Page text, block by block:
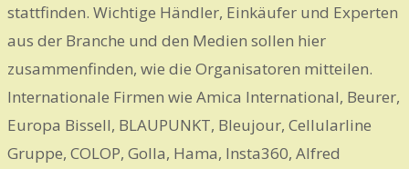
stattfinden. Wichtige Händler, Einkäufer und Experten
aus der Branche und den Medien sollen hier
zusammenfinden, wie die Organisatoren mitteilen.
Internationale Firmen wie Amica International, Beurer,
Europa Bissell, BLAUPUNKT, Bleujour, Cellularline
Gruppe, COLOP, Golla, Hama, Insta360, Alfred